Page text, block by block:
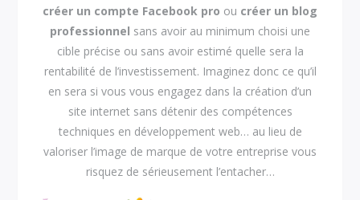
créer un compte Facebook pro ou créer un blog
professionnel sans avoir au minimum choisi une
cible précise ou sans avoir estimé quelle sera la
rentabilité de l’investissement. Imaginez donc ce qu’il
en sera si vous vous engagez dans la création d’un
site internet sans détenir des compétences
techniques en développement web… au lieu de
valoriser l’image de marque de votre entreprise vous
risquez de sérieusement l’entacher…